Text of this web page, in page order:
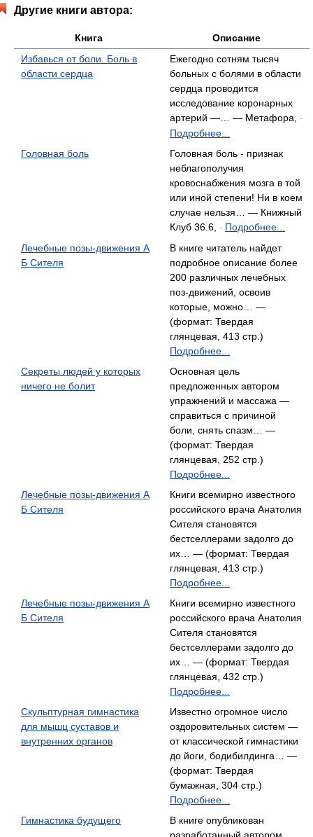
Другие книги автора:
Книга
Описание
Избавься от боли. Боль в
области сердца
Ежегодно сотням тысяч
больных с болями в области
сердца проводится
исследование коронарных
артерий —… — Метафора,
-
Подробнее...
Головная боль
Головная боль - признак
неблагополучия
кровоснабжения мозга в той
или иной степени! Ни в коем
случае нельзя… — Книжный
Клуб 36.6,
- Подробнее...
Лечебные позы-движения А
Б Сителя
В книге читатель найдет
подробное описание более
200 различных лечебных
поз-движений, освоив
которые, можно… —
(формат: Твердая
глянцевая, 413 стр.)
Подробнее...
Секреты людей у которых
ничего не болит
Основная цель
предложенных автором
упражнений и массажа —
справиться с причиной
боли, снять спазм… —
(формат: Твердая
глянцевая, 252 стр.)
Подробнее...
Лечебные позы-движения А
Б Сителя
Книги всемирно известного
российского врача Анатолия
Сителя становятся
бестселлерами задолго до
их… — (формат: Твердая
глянцевая, 413 стр.)
Подробнее...
Лечебные позы-движения А
Б Сителя
Книги всемирно известного
российского врача Анатолия
Сителя становятся
бестселлерами задолго до
их… — (формат: Твердая
глянцевая, 432 стр.)
Подробнее...
Скульптурная гимнастика
для мышц суставов и
внутренних органов
Известно огромное число
оздоровительных систем —
от классической гимнастики
до йоги, бодибилдинга… —
(формат: Твердая
бумажная, 304 стр.)
Подробнее...
Гимнастика будущего
В книге опубликован